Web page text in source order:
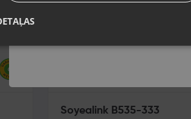
Soyealink B535-333